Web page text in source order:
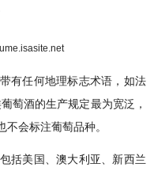
有任何地理标志术语，如法
萄酒的生产规定最为宽泛，
会标注葡萄品种。
括美国、澳大利亚、新西兰